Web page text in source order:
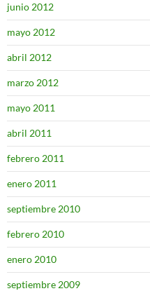
junio 2012
mayo 2012
abril 2012
marzo 2012
mayo 2011
abril 2011
febrero 2011
enero 2011
septiembre 2010
febrero 2010
enero 2010
septiembre 2009